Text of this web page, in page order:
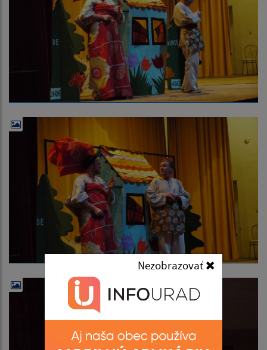
Nezobrazovať